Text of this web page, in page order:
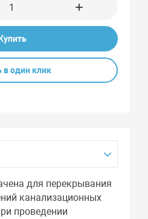
Купить
в один клик
для перекрывания
канализационных
проведении